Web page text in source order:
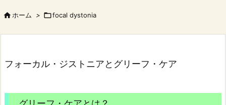
ホーム > focal dystonia
フォーカル・ジストニアとグリーフ・ケア